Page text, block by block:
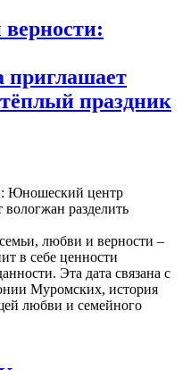
приглашает
праздник
любви и верности –
в себе ценности
Эта дата связана с
Муромских, история
любви и семейного